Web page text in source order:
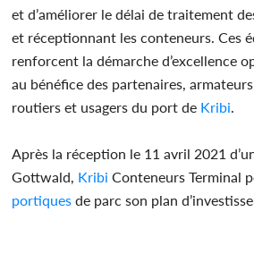
et d’améliorer le délai de traitement
et réceptionnant les conteneurs. Ces
renforcent la démarche d’excellence
au bénéfice des partenaires,
routiers et usagers du port de Kribi
Après la réception le 11 avril 2021
Gottwald, Kribi Conteneurs Terminal
portiques de parc son plan